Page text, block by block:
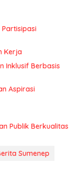
Kerja
Inklusif Berbasis
Aspirasi
Publik Berkualitas
Sumenep